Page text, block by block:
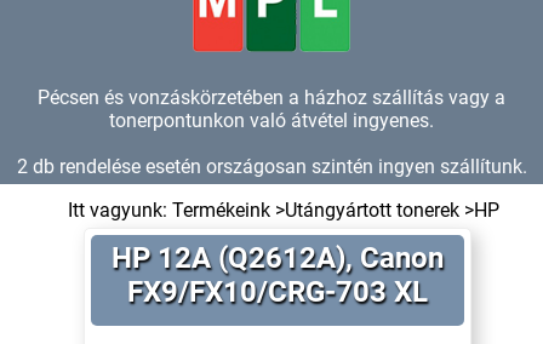
Pécsen és vonzáskörzetében a házhoz szállítás vagy a
tonerpontunkon való átvétel ingyenes.
2 db rendelése esetén országosan szintén ingyen szállítunk.
Itt vagyunk: Termékeink >Utángyártott tonerek >HP
HP 12A (Q2612A), Canon
FX9/FX10/CRG-703 XL